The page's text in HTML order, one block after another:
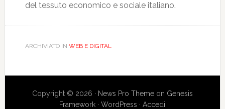
del tessuto economico e sociale italiano.
ARCHIVIATO IN:WEB E DIGITAL
Copyright © 2026 · News Pro Themeon Genesis
Framework ·WordPress ·Accedi